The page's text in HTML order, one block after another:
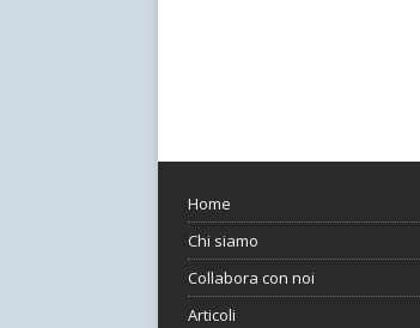
Home
Chi siamo
Collabora con noi
Articoli